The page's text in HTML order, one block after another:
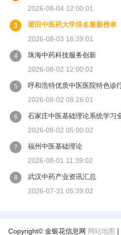
2026-08-04 12:00:01
3
莆田中医药大学排名最新榜单
2026-08-03 16:39:01
4
珠海中药科技服务创新
2026-08-02 12:00:02
5
呼和浩特优质中医医院特色诊
2026-08-02 08:26:01
6
石家庄中医基础理论系统学习
2026-08-02 05:00:02
7
福州中医基础理论
2026-08-01 11:39:02
8
武汉中药产业资讯汇总
2026-07-31 05:39:02
Copyright© 金银花信息网 网站地图 |